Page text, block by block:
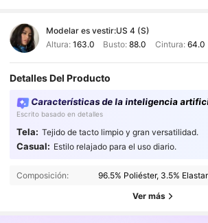
Modelar es vestir:US 4 (S)
Altura: 163.0 Busto:88.0 Cintura: 64.0
Detalles Del Producto
Características de la inteligencia
Escrito basado en detalles
Tela: Tejido de tacto limpio y gran versatilidad.
Casual: Estilo relajado para el uso diario.
Composición: 96.5% Poliéster, 3.5%
Ver más
4.89 3M Seguidores
4.89 3M Seguidores